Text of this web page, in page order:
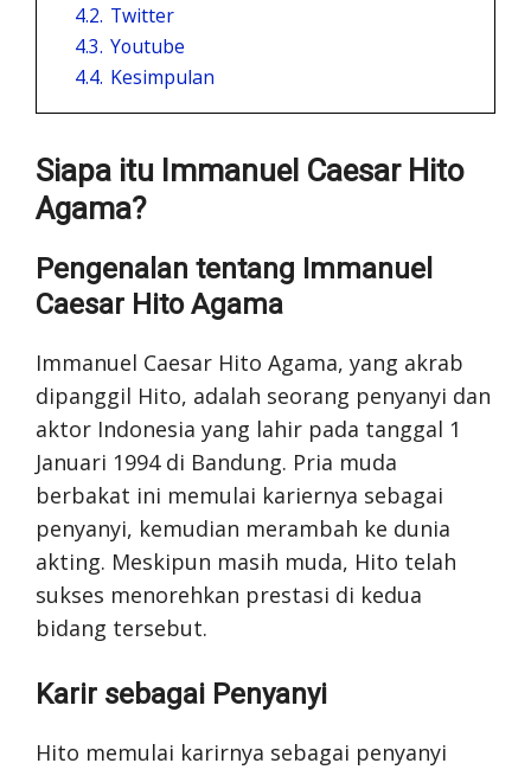
4.2. Twitter
4.3. Youtube
4.4. Kesimpulan
Siapa itu Immanuel Caesar Hito
Agama?
Pengenalan tentang Immanuel
Caesar Hito Agama
Immanuel Caesar Hito Agama, yang akrab
dipanggil Hito, adalah seorang penyanyi dan
aktor Indonesia yang lahir pada tanggal 1
Januari 1994 di Bandung. Pria muda
berbakat ini memulai kariernya sebagai
penyanyi, kemudian merambah ke dunia
akting. Meskipun masih muda, Hito telah
sukses menorehkan prestasi di kedua
bidang tersebut.
Karir sebagai Penyanyi
Hito memulai karirnya sebagai penyanyi